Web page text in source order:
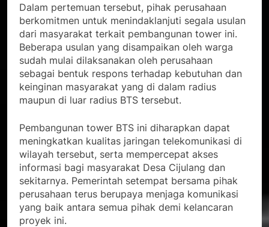
Dalam pertemuan tersebut, pihak perusahaan
berkomitmen untuk menindaklanjuti segala usulan
dari masyarakat terkait pembangunan tower ini.
Beberapa usulan yang disampaikan oleh warga
sudah mulai dilaksanakan oleh perusahaan
sebagai bentuk respons terhadap kebutuhan dan
keinginan masyarakat yang di dalam radius
maupun di luar radius BTS tersebut.
Pembangunan tower BTS ini diharapkan dapat
meningkatkan kualitas jaringan telekomunikasi di
wilayah tersebut, serta mempercepat akses
informasi bagi masyarakat Desa Cijulang dan
sekitarnya. Pemerintah setempat bersama pihak
perusahaan terus berupaya menjaga komunikasi
yang baik antara semua pihak demi kelancaran
proyek ini.